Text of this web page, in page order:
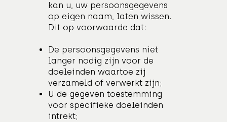
kan u, uw persoonsgegevens
op eigen naam, laten wissen.
Dit op voorwaarde dat:
De persoonsgegevens niet
langer nodig zijn voor de
doeleinden waartoe zij
verzameld of verwerkt zijn;
U de gegeven toestemming
voor specifieke doeleinden
intrekt;